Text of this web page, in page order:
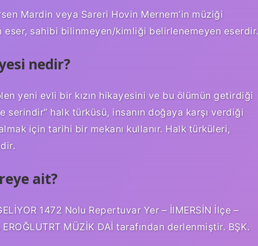
Mardin veya Sareri Hovin Mernem’in müziği
sahibi bilinmeyen/kimliği belirlenemeyen
nedir?
yeni evli bir kızın hikayesini ve bu ölümün getirdiği
serindir” halk türküsü, insanın doğaya karşı verdiği
için tarihi bir mekanı kullanır. Halk türküleri,
ait?
1472 Nolu Repertuvar Yer – İlMERSİN İlçe –
MÜZİK DAİ tarafından derlenmiştir. BŞK.